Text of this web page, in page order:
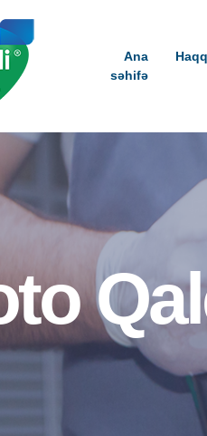
Ana
səhifə